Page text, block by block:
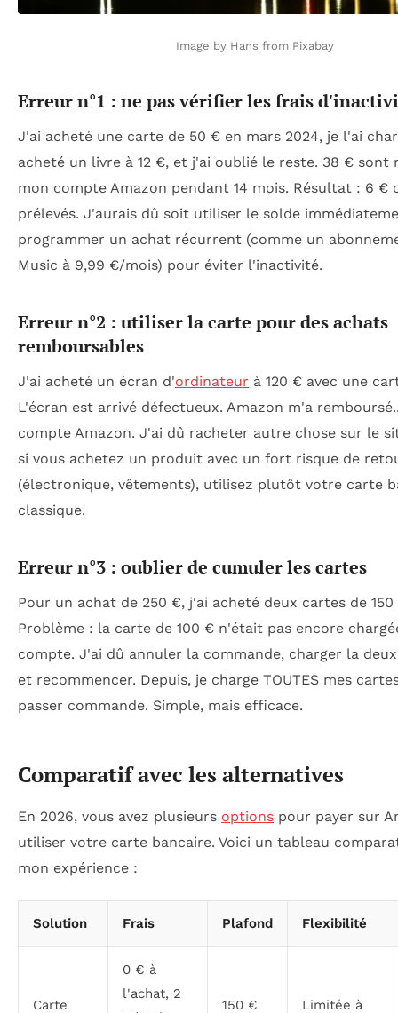
Image by Hans from Pixabay
Erreur n°1 : ne pas vérifier les frais
J'ai acheté une carte de 50 € en mars 2024, je l'ai
acheté un livre à 12 €, et j'ai oublié le reste. 38 € sont
mon compte Amazon pendant 14 mois. Résultat : 6 €
prélevés. J'aurais dû soit utiliser le solde
programmer un achat récurrent (comme un
Music à 9,99 €/mois) pour éviter l'inactivité.
Erreur n°2 : utiliser la carte pour des achats
remboursables
J'ai acheté un écran d'ordinateur à 120 € avec une
L'écran est arrivé défectueux. Amazon m'a
compte Amazon. J'ai dû racheter autre chose sur le
si vous achetez un produit avec un fort risque de
(électronique, vêtements), utilisez plutôt votre carte
classique.
Erreur n°3 : oublier de cumuler les cartes
Pour un achat de 250 €, j'ai acheté deux cartes de
Problème : la carte de 100 € n'était pas encore
compte. J'ai dû annuler la commande, charger la
et recommencer. Depuis, je charge TOUTES mes
passer commande. Simple, mais efficace.
Comparatif avec les alternatives
En 2026, vous avez plusieurs options pour payer sur
utiliser votre carte bancaire. Voici un tableau
mon expérience :
Solution Frais Plafond Flexibilité
Carte
0 € à
l'achat, 2
150 €
Limitée à